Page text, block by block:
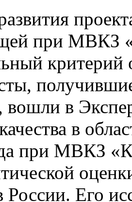
при МВКЗ
критерий
вошли в
в
при МВКЗ
России. Его